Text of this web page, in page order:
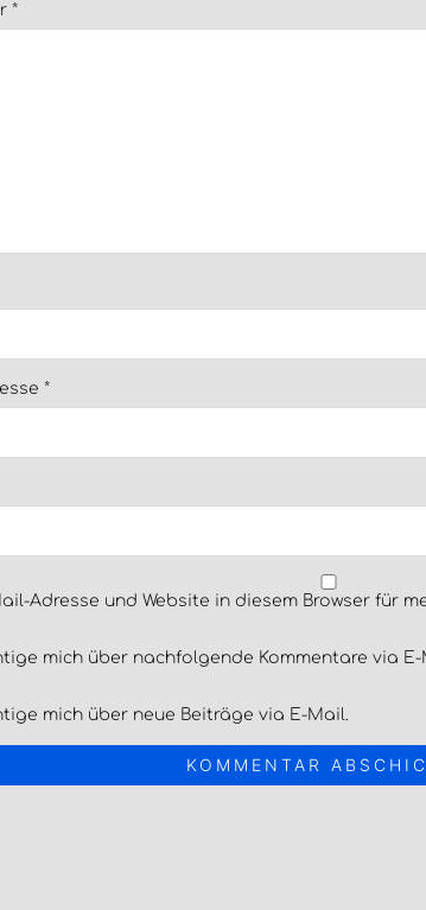
*
*
Adresse und Website in diesem Browser für
mich über nachfolgende Kommentare via E-
mich über neue Beiträge via E-Mail.